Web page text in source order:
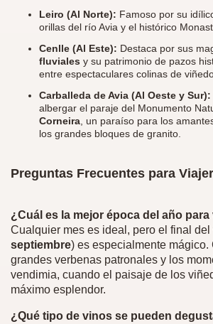
Leiro (Al Norte): Famoso por su
orillas del río Avia y el histórico
Cenlle (Al Este): Destaca por sus
fluviales y su patrimonio de pazos
entre espectaculares colinas de
Carballeda de Avia (Al Oeste y Sur):
albergar el paraje del Monumento
Corneira, un paraíso para los
los grandes bloques de granito.
Preguntas Frecuentes para
¿Cuál es la mejor época del año
Cualquier mes es ideal, pero el final del
septiembre) es especialmente
grandes verbenas patronales y los
vendimia, cuando el paisaje de los
máximo esplendor.
¿Qué tipo de vinos se pueden